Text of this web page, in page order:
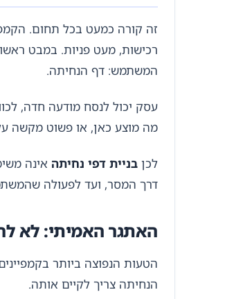
זה קורה כמעט בכל תחום.
רכישות, מעט פניות. במבט
המשתמש: דף הנחיתה.
עסק יכול לנסח מודעה חדה,
מה מוצע כאן, או פשוט מקשה
לכן בניית דפי נחיתה אינה
דרך המסר, ועד לפעולה
האתגר האמיתי: לא
הטעות הנפוצה ביותר
הנחיתה צריך לקיים אותה.